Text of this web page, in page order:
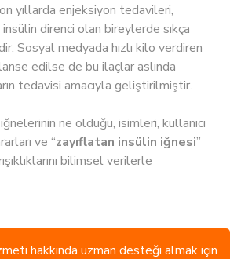
yıllarda enjeksiyon tedavileri,
direnci olan bireylerde sıkça
Sosyal medyada hızlı kilo verdiren
edilse de bu ilaçlar aslında
tedavisi amacıyla geliştirilmiştir.
ne olduğu, isimleri, kullanıcı
ve “zayıflatan insülin iğnesi”
bilimsel verilerle
hakkında uzman desteği almak için